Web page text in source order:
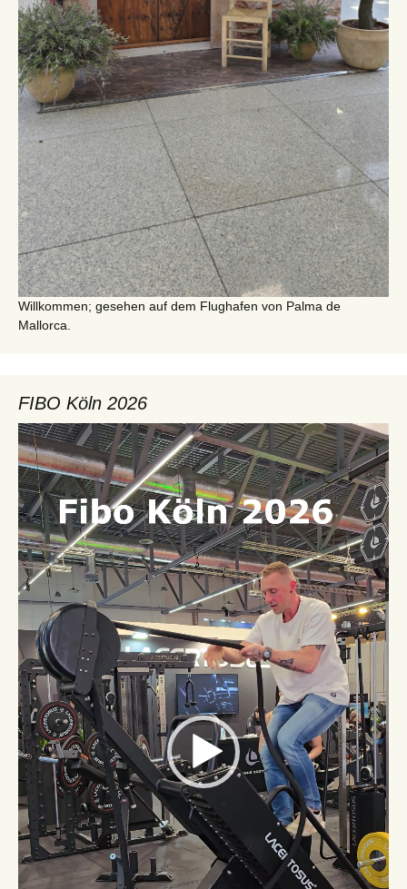
Willkommen; gesehen auf dem Flughafen von Palma de
Mallorca.
FIBO Köln 2026
Video-
Player